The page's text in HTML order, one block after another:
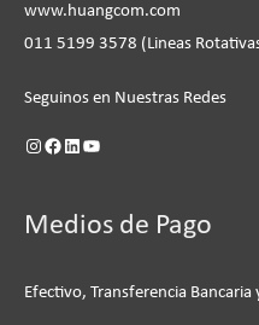
www.huangcom.com
011 5199 3578 (Lineas
Seguinos en Nuestras Redes
Medios de Pago
Efectivo, Transferencia